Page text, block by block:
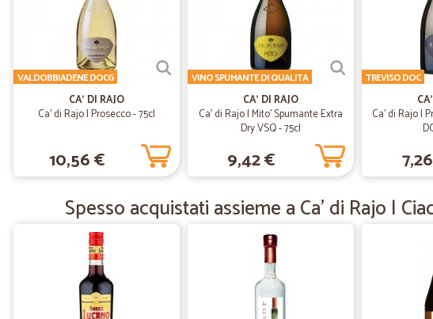
CA' DI RAJO
Ca' di Rajo | Prosecco - 75cl
VALDOBBIADENE DOCG
10,56 €
CA' DI RAJO
Ca' di Rajo | Mito' Spumante Extra
Dry VSQ - 75cl
VINO SPUMANTE DI QUALITA
9,42 €
Ca' di Rajo |
TREVISO DOC
Spesso acquistati assieme a Ca' di Rajo |